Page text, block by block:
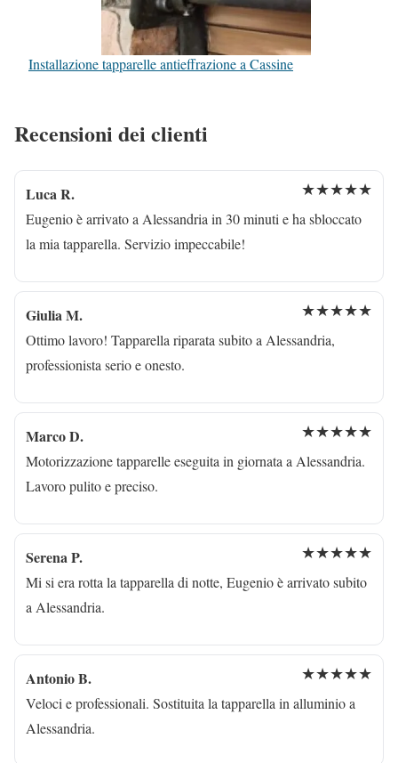
Installazione tapparelle antieffrazione a Cassine
Recensioni dei clienti
Luca R. ★★★★★
Eugenio è arrivato a Alessandria in 30 minuti e ha sbloccato
la mia tapparella. Servizio impeccabile!
Giulia M. ★★★★★
Ottimo lavoro! Tapparella riparata subito a Alessandria,
professionista serio e onesto.
Marco D. ★★★★★
Motorizzazione tapparelle eseguita in giornata a Alessandria.
Lavoro pulito e preciso.
Serena P. ★★★★★
Mi si era rotta la tapparella di notte, Eugenio è arrivato subito
a Alessandria.
Antonio B. ★★★★★
Veloci e professionali. Sostituita la tapparella in alluminio a
Alessandria.